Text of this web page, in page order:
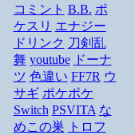
コミント B.B. ポ
ケスリ エナジー
ドリンク 刀剣乱
舞 youtube ドーナ
ツ 色違い FF7R ウ
サギ ポケポケ
Switch PSVITA な
めこの巣
トロフ